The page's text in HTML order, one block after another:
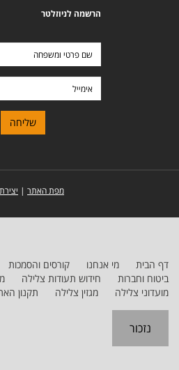
הרשמה לניוזלטר
מפת האתר |
דף הבית מי אנחנו קורסים והסמכות
ביטוח וחברות
חידוש תעודות צלילה
מועדוני צלילה
מגזין צלילה תקנון
נזכור